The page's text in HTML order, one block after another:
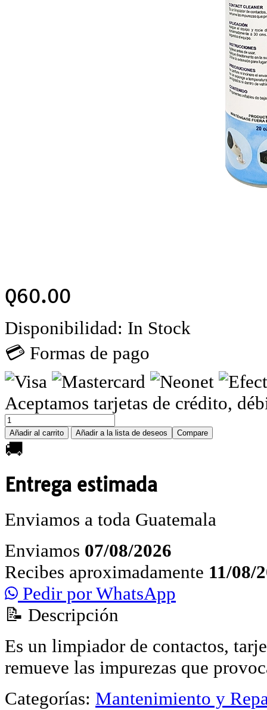
Q60.00
Disponibilidad: In Stock
💳 Formas de pago
Aceptamos tarjetas de crédito,
Añadir al carrito Añadir a la lista de deseos Compare
🚚
Entrega estimada
Enviamos a toda Guatemala
Enviamos 07/08/2026
Recibes aproximadamente 11/08/
Pedir por WhatsApp
📝 Descripción
Es un limpiador de contactos,
remueve las impurezas que
Categorías: Mantenimiento y